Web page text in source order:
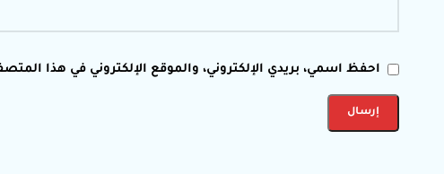
احفظ اسمي، بريدي الإلكتروني، والموقع الإلكتروني في هذا